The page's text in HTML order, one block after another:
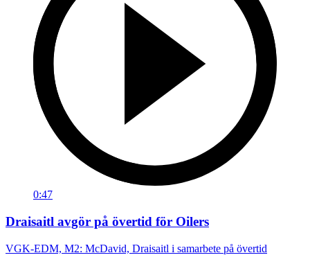
0:47
Draisaitl avgör på övertid för Oilers
VGK-EDM, M2: McDavid, Draisaitl i samarbete på övertid